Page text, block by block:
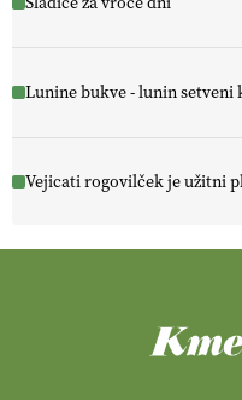
Lunine bukve - lunin setveni
Vejicati rogovilček je užitni